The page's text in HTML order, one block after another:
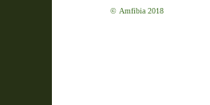
© Amfibia 2018